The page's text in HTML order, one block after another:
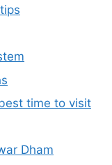
time to visit
Dham